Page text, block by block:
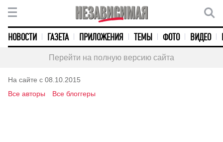
НОВОСТИ ГАЗЕТА ПРИЛОЖЕНИЯ ТЕМЫ ФОТО ВИДЕО
Перейти на полную версию сайта
На сайте с 08.10.2015
Все авторы
Все блоггеры